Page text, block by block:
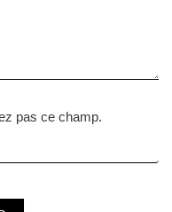
pas ce champ.